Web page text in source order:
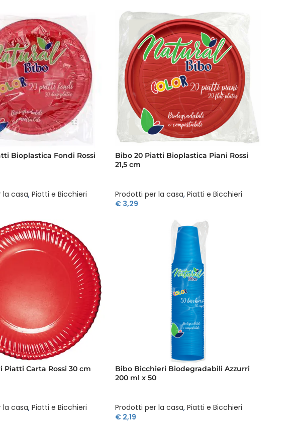
Bioplastica Fondi Rossi
la casa, Piatti e Bicchieri
Bibo 20 Piatti Bioplastica Piani Rossi
21,5 cm
Prodotti per la casa, Piatti e Bicchieri
€ 3,29
Piatti Carta Rossi 30 cm
la casa, Piatti e Bicchieri
Bibo Bicchieri Biodegradabili Azzurri
200 ml x 50
Prodotti per la casa, Piatti e Bicchieri
€ 2,19